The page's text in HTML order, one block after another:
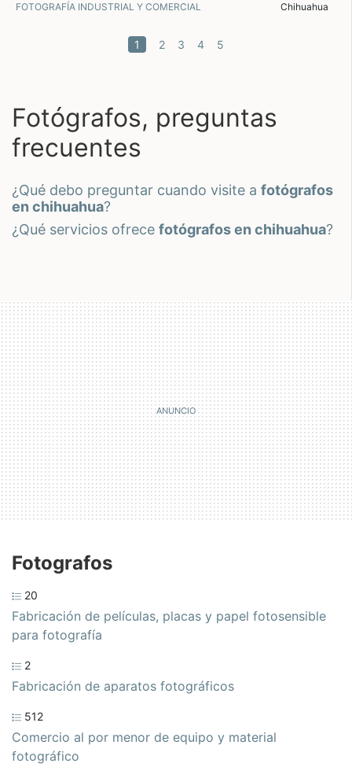
FOTOGRAFÍA INDUSTRIAL Y COMERCIAL
Chihuahua
1 (current)
2 3 4 5
Fotógrafos, preguntas
frecuentes
¿qué debo preguntar cuando visite a fotógrafos
en chihuahua?
¿qué servicios ofrece fotógrafos en chihuahua?
Fotografos
20
Fabricación de películas, placas y papel fotosensible
para fotografía
2
Fabricación de aparatos fotográficos
512
Comercio al por menor de equipo y material
fotográfico